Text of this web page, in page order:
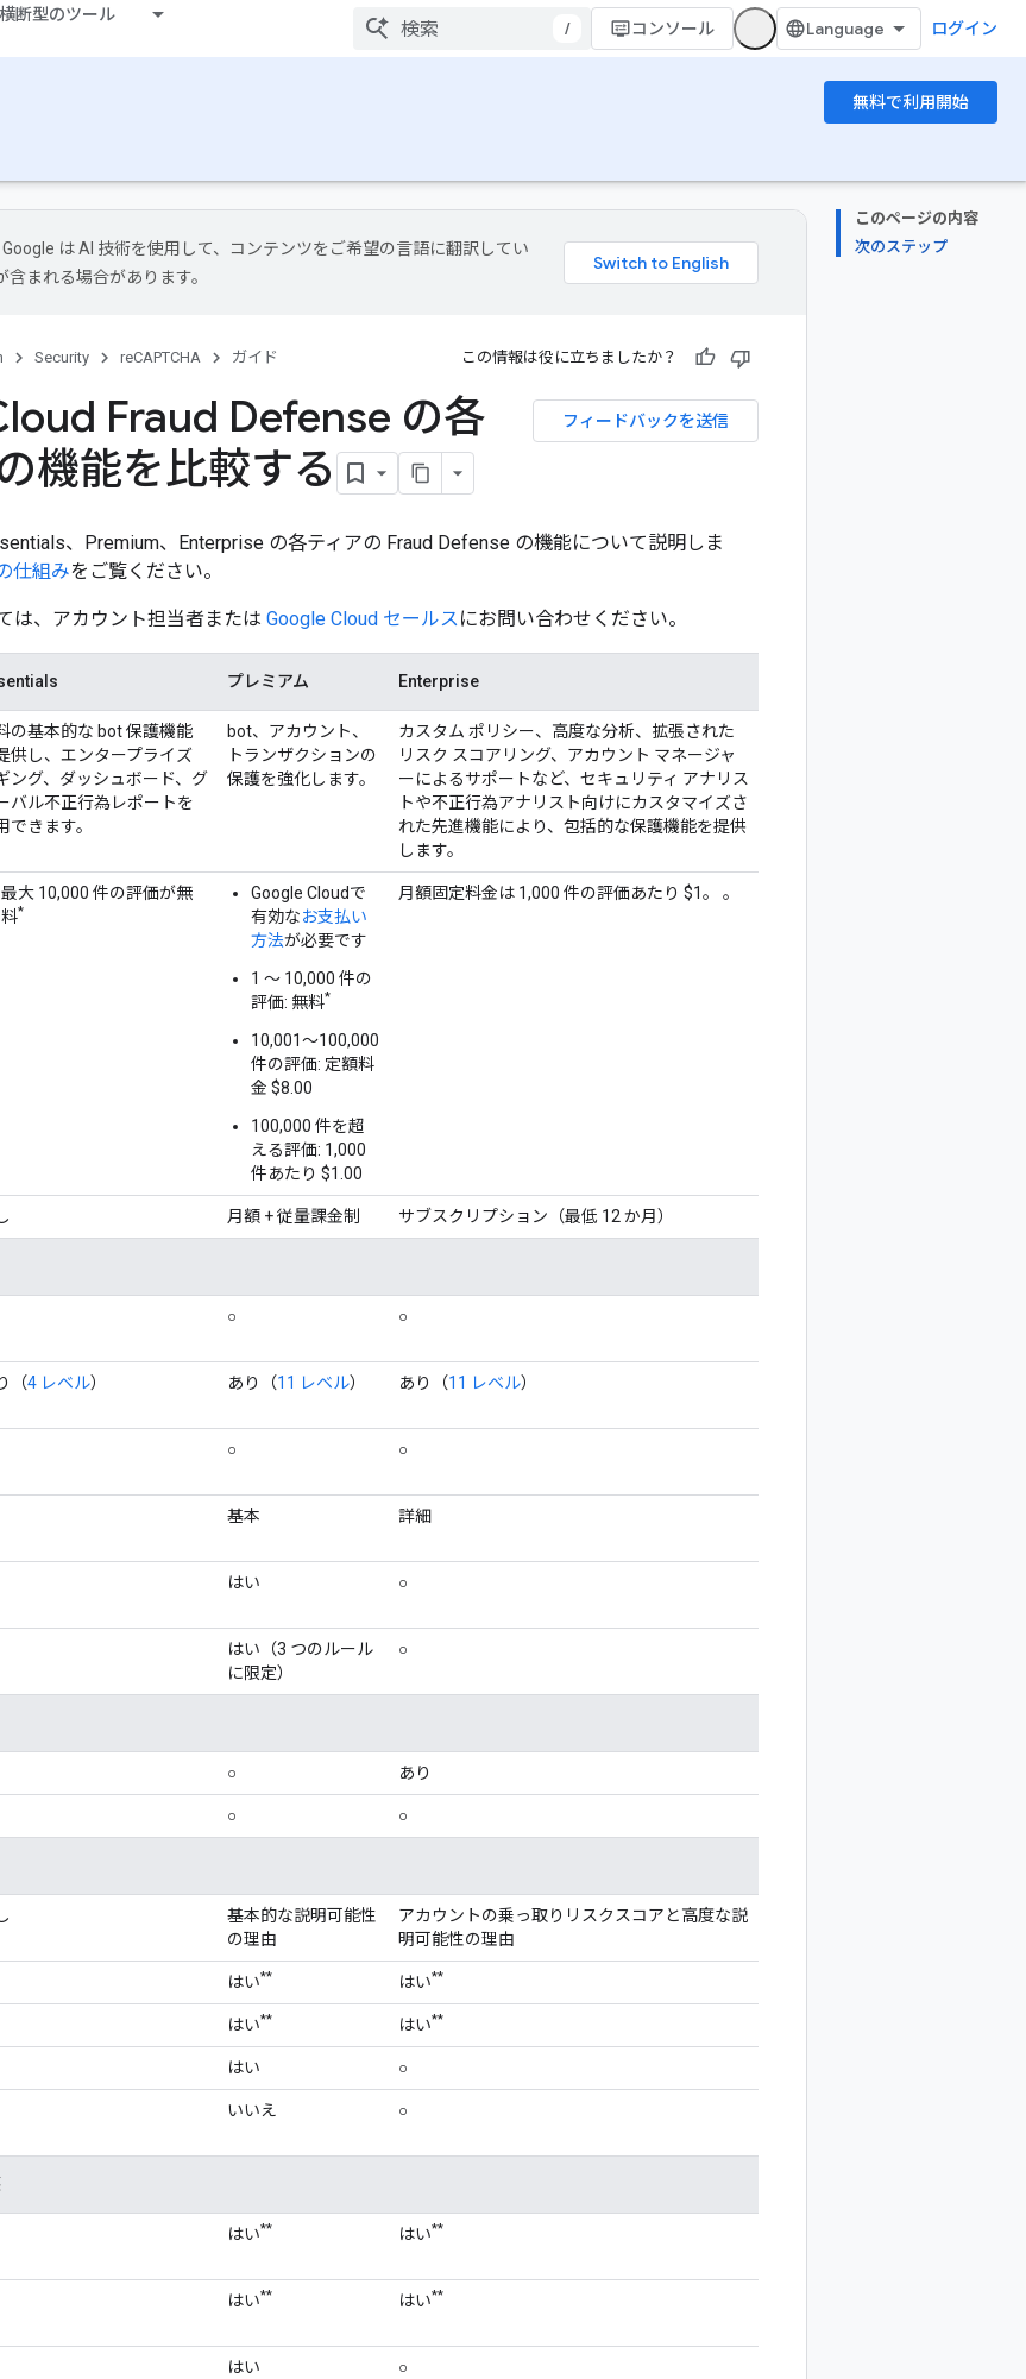
断型のツール
/ コンソール ログイン
無料で利用開始
このページの内容
次のステップ
Google は AI 技術を使用して、コンテンツをご希望の言語に翻訳してい
まれる場合があります。
Security reCAPTCHA ガイド この情報は役に立ちましたか？
フィードバックを送信
Fraud Defense の各
機能を比較する
、Premium、Enterprise の各ティアの Fraud Defense の機能について説明しま
仕組みをご覧ください。
は、アカウント担当者または Google Cloud セールスにお問い合わせください。
プレミアム Enterprise
の基本的な bot 保護機能
供し、エンタープライズ
ング、ダッシュボード、グ
バル不正行為レポートを
できます。
bot、アカウント、
トランザクションの
保護を強化します。
カスタム ポリシー、高度な分析、拡張された
リスク スコアリング、アカウント マネージャ
ーによるサポートなど、セキュリティ アナリス
トや不正行為アナリスト向けにカスタマイズさ
れた先進機能により、包括的な保護機能を提供
します。
最大 10,000 件の評価が無
料*
Google Cloudで
有効なお支払い
方法が必要です
1 ～ 10,000 件の
評価: 無料*
10,001～100,000
件の評価: 定額料
金 $8.00
100,000 件を超
える評価: 1,000
件あたり $1.00
月額固定料金は 1,000 件の評価あたり $1。 。
月額 + 従量課金制 サブスクリプション（最低 12 か月）
○ ○
（4 レベル） あり（11 レベル） あり（11 レベル）
○ ○
基本 詳細
はい ○
はい（3 つのルール
に限定）
○
○ あり
○ ○
基本的な説明可能性
の理由
アカウントの乗っ取りリスクスコアと高度な説
明可能性の理由
はい** はい**
はい** はい**
はい ○
いいえ ○
はい** はい**
はい** はい**
はい ○